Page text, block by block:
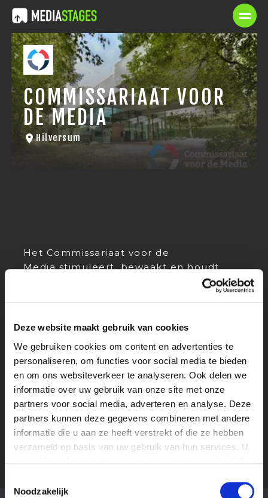
Deze website maakt gebruik van cookies
We gebruiken cookies om content en advertenties te
personaliseren, om functies voor social media te bieden
en om ons websiteverkeer te analyseren. Ook delen we
informatie over uw gebruik van onze site met onze
partners voor social media, adverteren en analyse. Deze
partners kunnen deze gegevens combineren met andere
informatie die u aan ze heeft verstrekt of die ze hebben
verzameld op basis van uw gebruik van hun services. U
Noodzakelijk
COMMISSARIAAT VOOR
DE MEDIA
Hilversum
Het Commissariaat voor de
Media stimuleert, bewaakt en houdt
toezicht op de Nederlandse mediasector.
Wij zorgen ervoor dat mediaorganisaties
medialandschap onafhankelijk,
iedereen.
Bij het Commissariaat voor de Media
werken professionals met verschillende
achtergronden samen aan een belangrijk
maatschappelijk doel: een sterk en
pluriform medialandschap.